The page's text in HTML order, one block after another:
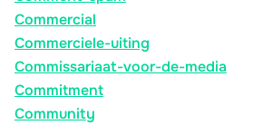
Commercial
Commerciele-uiting
Commissariaat-voor-de-media
Commitment
Community